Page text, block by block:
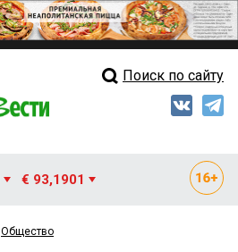
Свежий выпускПоиск по сайту
€ 93,1901
Общество